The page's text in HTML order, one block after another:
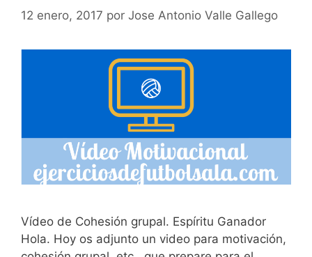
12 enero, 2017 por Jose Antonio Valle Gallego
Vídeo de Cohesión grupal. Espíritu Ganador
Hola. Hoy os adjunto un video para motivación,